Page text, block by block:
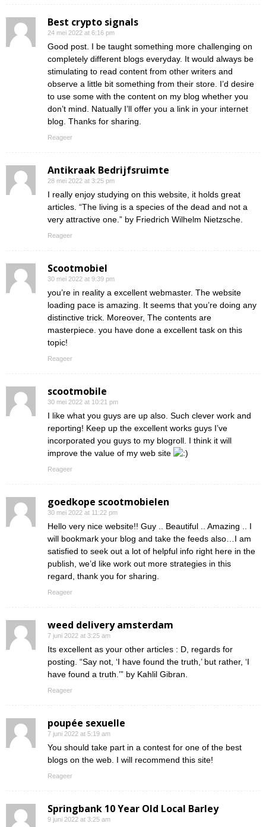
Best crypto signals
24 mei 2022 at 6:16 pm
Good post. I be taught something more challenging on
completely different blogs everyday. It would always be
stimulating to read content from other writers and
observe a little bit something from their store. I’d desire
to use some with the content on my blog whether you
don’t mind. Natually I’ll offer you a link in your internet
blog. Thanks for sharing.
Reageer
Antikraak Bedrijfsruimte
28 mei 2022 at 3:25 pm
I really enjoy studying on this website, it holds great
articles. “The living is a species of the dead and not a
very attractive one.” by Friedrich Wilhelm Nietzsche.
Reageer
Scootmobiel
30 mei 2022 at 9:39 pm
you’re in reality a excellent webmaster. The website
loading pace is amazing. It seems that you’re doing any
distinctive trick. Moreover, The contents are
masterpiece. you have done a excellent task on this
topic!
Reageer
scootmobile
30 mei 2022 at 10:21 pm
I like what you guys are up also. Such clever work and
reporting! Keep up the excellent works guys I’ve
incorporated you guys to my blogroll. I think it will
improve the value of my web site
Reageer
goedkope scootmobielen
30 mei 2022 at 11:22 pm
Hello very nice website!! Guy .. Beautiful .. Amazing .. I
will bookmark your blog and take the feeds also…I am
satisfied to seek out a lot of helpful info right here in the
publish, we’d like work out more strategies in this
regard, thank you for sharing.
Reageer
weed delivery amsterdam
7 juni 2022 at 3:25 am
Its excellent as your other articles : D, regards for
posting. “Say not, ‘I have found the truth,’ but rather, ‘I
have found a truth.’” by Kahlil Gibran.
Reageer
poupée sexuelle
7 juni 2022 at 5:19 am
You should take part in a contest for one of the best
blogs on the web. I will recommend this site!
Reageer
Springbank 10 Year Old Local Barley
9 juni 2022 at 3:25 am